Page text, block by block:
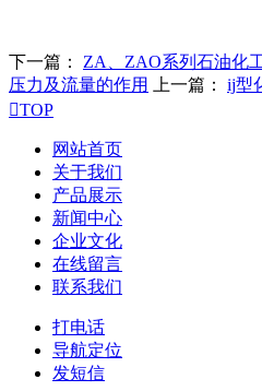
下一篇： ZA、ZAO系列石油化
压力及流量的作用
上一篇： ij型
TOP
网站首页
关于我们
产品展示
新闻中心
企业文化
在线留言
联系我们
打电话
导航定位
发短信